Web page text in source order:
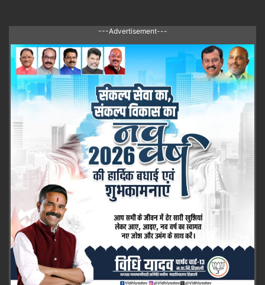
---Advertisement---